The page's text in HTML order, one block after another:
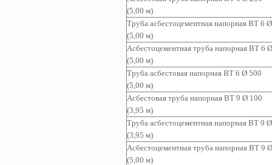
(5,00 м)
Труба асбестоцементнаянапорная ВТ 6
(5,00 м)
Асбестоцементная труба напорная ВТ 6
(5,00 м)
Труба асбестовая напорная ВТ 6 Ø 500
(5,00 м)
Асбестовая трубанапорная ВТ 9 Ø 100
(3,95 м)
Труба асбестоцементнаянапорная ВТ 9
(3,95 м)
Асбестоцементная труба напорная ВТ 9
(5,00 м)